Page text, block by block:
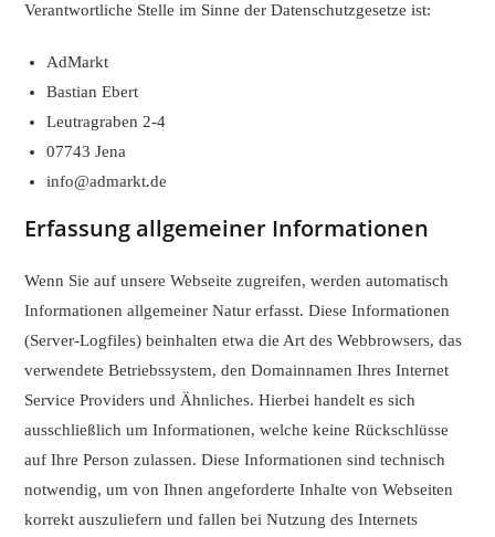
Verantwortliche Stelle im Sinne der Datenschutzgesetze ist:
AdMarkt
Bastian Ebert
Leutragraben 2-4
07743 Jena
info@admarkt.de
Erfassung allgemeiner Informationen
Wenn Sie auf unsere Webseite zugreifen, werden automatisch
Informationen allgemeiner Natur erfasst. Diese Informationen
(Server-Logfiles) beinhalten etwa die Art des Webbrowsers, das
verwendete Betriebssystem, den Domainnamen Ihres Internet
Service Providers und Ähnliches. Hierbei handelt es sich
ausschließlich um Informationen, welche keine Rückschlüsse
auf Ihre Person zulassen. Diese Informationen sind technisch
notwendig, um von Ihnen angeforderte Inhalte von Webseiten
korrekt auszuliefern und fallen bei Nutzung des Internets